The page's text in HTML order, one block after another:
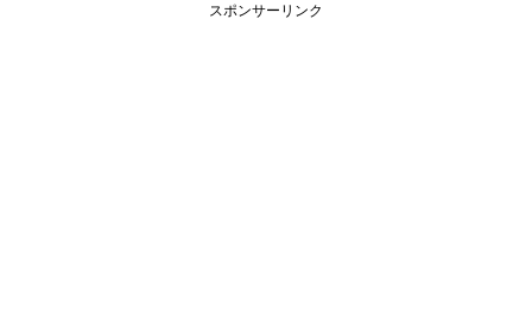
スポンサーリンク